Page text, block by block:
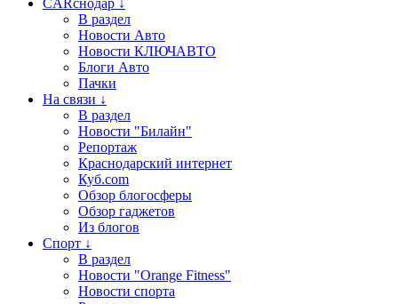
CARснодар ↓
В раздел
Новости Авто
Новости КЛЮЧАВТО
Блоги Авто
Пачки
На связи ↓
В раздел
Новости "Билайн"
Репортаж
Краснодарский интернет
Куб.com
Обзор блогосферы
Обзор гаджетов
Из блогов
Спорт ↓
В раздел
Новости "Orange Fitness"
Новости спорта